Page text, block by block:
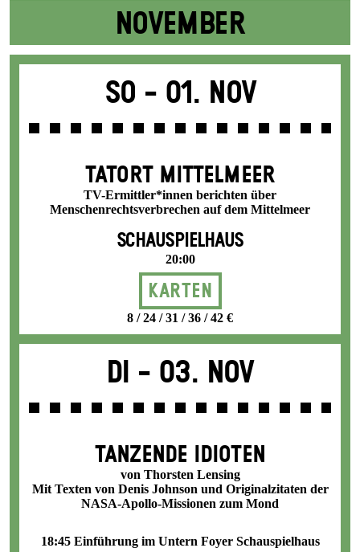
NOVEMBER
So - 01. Nov
TATORT MITTELMEER
TV-Ermittler*innen berichten über
Menschenrechtsverbrechen auf dem Mittelmeer
SCHAUSPIELHAUS
20:00
Karten
8 / 24 / 31 / 36 / 42 €
Di - 03. Nov
TANZENDE IDIOTEN
von Thorsten Lensing
Mit Texten von Denis Johnson und Originalzitaten der
NASA-Apollo-Missionen zum Mond
18:45 Einführung im Untern Foyer Schauspielhaus